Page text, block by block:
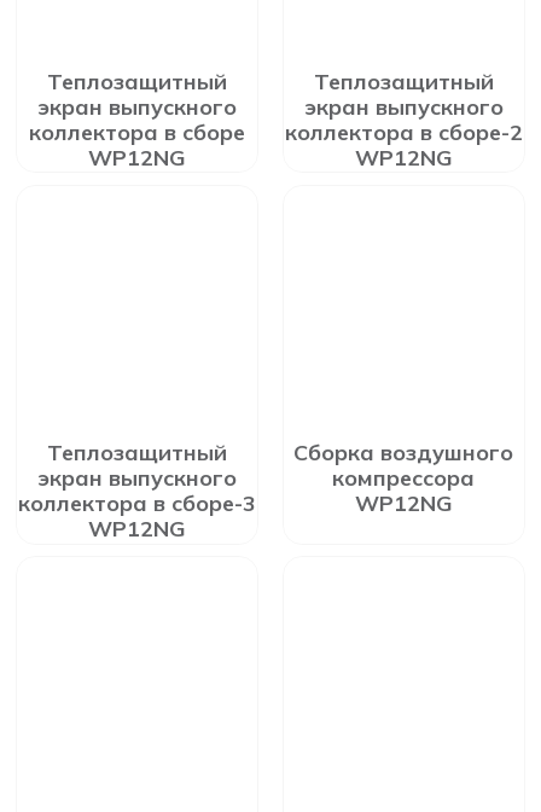
Теплозащитный
экран выпускного
коллектора в сборе
WP12NG
Теплозащитный
экран выпускного
коллектора в сборе-2
WP12NG
Теплозащитный
экран выпускного
коллектора в сборе-3
WP12NG
Сборка воздушного
компрессора
WP12NG